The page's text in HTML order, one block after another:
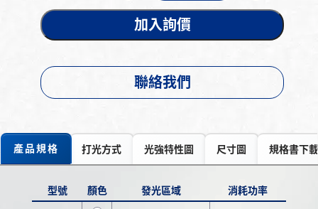
加入詢價
聯絡我們
產品規格 打光方式 光強特性圖 尺寸圖 規格書下載
型號 顏色 發光區域 消耗功率